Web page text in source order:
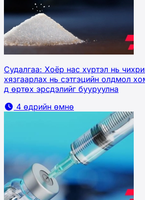
Судалгаа: Хоёр нас хүртэл нь
хязгаарлах нь сэтгэцийн олдмол
д өртөх эрсдэлийг бууруулна
4 өдрийн өмнө